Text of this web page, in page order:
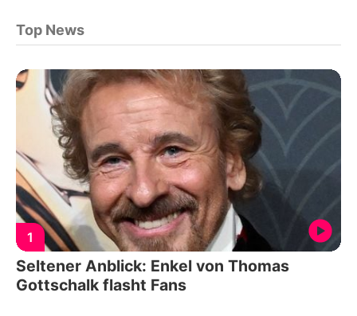
Top News
1
Seltener Anblick: Enkel von Thomas
Gottschalk flasht Fans